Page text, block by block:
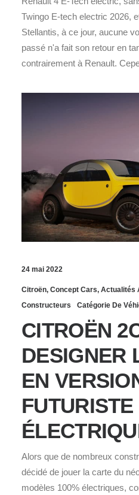
Twingo E-tech electric 2026,
Stellantis, à ce jour, aucune
passé n'a fait son retour en
contrairement à Renault.
24 mai 2022
Citroën, Concept Cars, Actualités
Constructeurs
Catégorie De
CITROËN
DESIGNER
EN
FUTURISTE
Alors que de nombreux
décidé de jouer la carte du
modèles 100% électriques,